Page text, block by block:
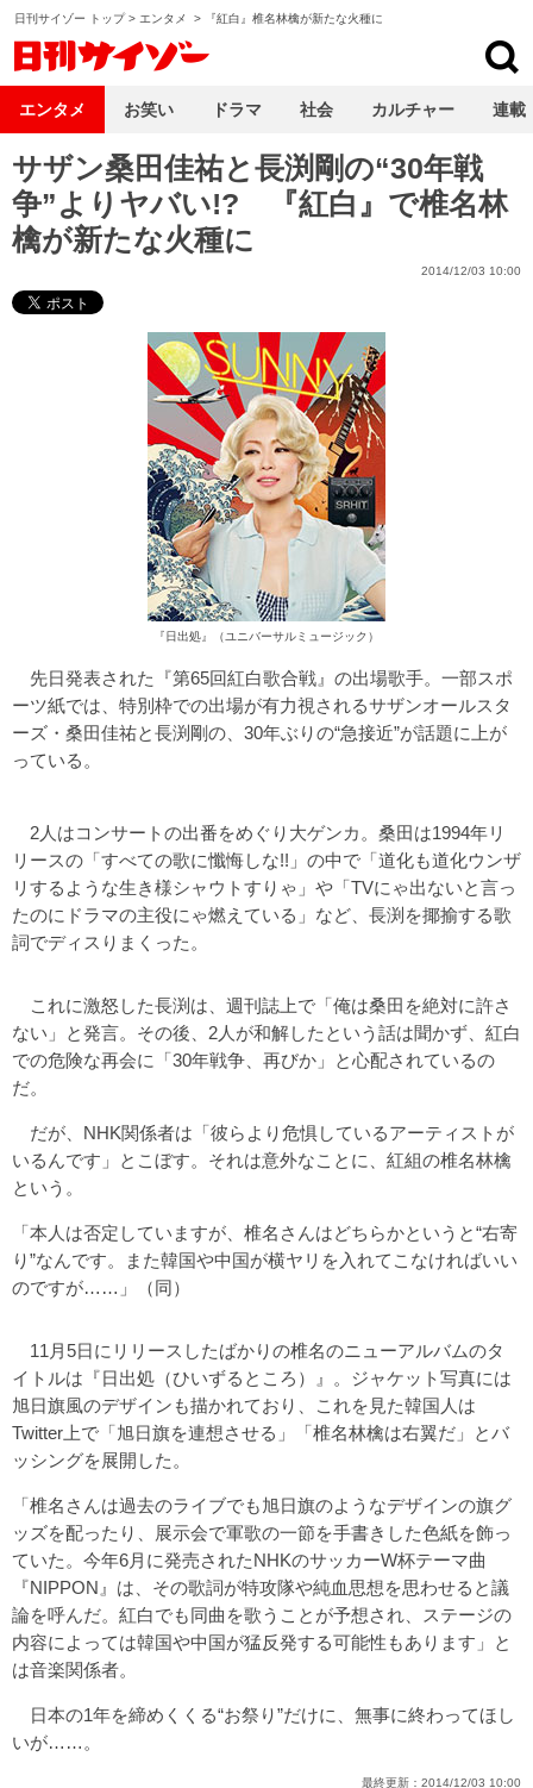
日刊サイゾー トップ> エンタメ > 『紅白』椎名林檎が新たな火種に
サザン桑田佳祐と長渕剛の“30年戦
争”よりヤバい!? 『紅白』で椎名林
檎が新たな火種に
2014/12/03 10:00
『日出処』（ユニバーサルミュージック）
先日発表された『第65回紅白歌合戦』の出場歌手。一部スポ
ーツ紙では、特別枠での出場が有力視されるサザンオールスタ
ーズ・桑田佳祐と長渕剛の、30年ぶりの“急接近”が話題に上が
っている。
2人はコンサートの出番をめぐり大ゲンカ。桑田は1994年リ
リースの「すべての歌に懺悔しな!!」の中で「道化も道化ウンザ
リするような生き様シャウトすりゃ」や「TVにゃ出ないと言っ
たのにドラマの主役にゃ燃えている」など、長渕を揶揄する歌
詞でディスりまくった。
これに激怒した長渕は、週刊誌上で「俺は桑田を絶対に許さ
ない」と発言。その後、2人が和解したという話は聞かず、紅白
での危険な再会に「30年戦争、再びか」と心配されているの
だ。
だが、NHK関係者は「彼らより危惧しているアーティストが
いるんです」とこぼす。それは意外なことに、紅組の椎名林檎
という。
「本人は否定していますが、椎名さんはどちらかというと“右寄
り”なんです。また韓国や中国が横ヤリを入れてこなければいい
のですが……」（同）
11月5日にリリースしたばかりの椎名のニューアルバムのタ
イトルは『日出処（ひいずるところ）』。ジャケット写真には
旭日旗風のデザインも描かれており、これを見た韓国人は
Twitter上で「旭日旗を連想させる」「椎名林檎は右翼だ」とバ
ッシングを展開した。
「椎名さんは過去のライブでも旭日旗のようなデザインの旗グ
ッズを配ったり、展示会で軍歌の一節を手書きした色紙を飾っ
ていた。今年6月に発売されたNHKのサッカーW杯テーマ曲
『NIPPON』は、その歌詞が特攻隊や純血思想を思わせると議
論を呼んだ。紅白でも同曲を歌うことが予想され、ステージの
内容によっては韓国や中国が猛反発する可能性もあります」と
は音楽関係者。
日本の1年を締めくくる“お祭り”だけに、無事に終わってほし
いが……。
最終更新： 2014/12/03 10:00
エンタメ お笑い ドラマ 社会 カルチャー 連載